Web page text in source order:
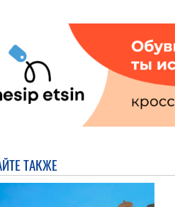
ТАКЖЕ